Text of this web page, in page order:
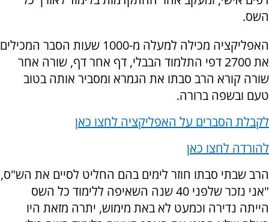
השס.
האפליקציה מכילה למעלה מ-1000 שעות הסבר המכילים
את 2700 דפי התלמוד הבבלי, דף אחר דף, שורה אחר
שורה קורא הרב סבתו את הגמרא ומסביר אותה בטוב
טעם ובשפה ברורה.
לקבלת הסברים על האפליקציה לחצו כאן
להורדה לחצו כאן
הרב שבתי סבתו חוזר לימים בהם החליט לסיים את הש"ס,
"אני נזכר שלפני 40 שנה השאיפה ללימוד כל השס
הייתה נדירה וכמעט לא באת מימוש, יתרה מזאת היו